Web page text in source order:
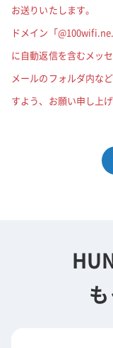
お送りいたします。
ドメイン「
に自動返信を含むメッ
メールのフォルダ内な
すよう、お願い申し上げ